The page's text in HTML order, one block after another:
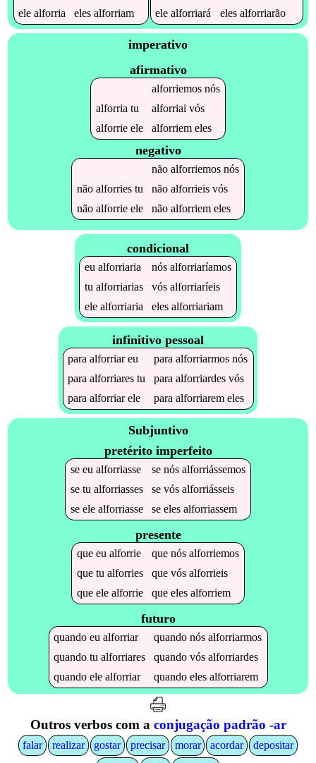
elealforria elesalforriam
elealforriará elesalforriarão
imperativo
afirmativo
alforriemosnós
alforria tu alforriai vós
alforrieele alforriemeles
negativo
não alforriemosnós
não alforriestu não alforrieisvós
não alforrieele não alforriemeles
condicional
eu alforriaria nós alforriaríamos
tu alforriarias vós alforriaríeis
ele alforriaria eles alforriariam
infinitivo pessoal
paraalforriareu paraalforriarmos nós
paraalforriares tu paraalforriardes vós
paraalforriarele paraalforriarem eles
Subjuntivo
pretérito imperfeito
se eu alforriasse se nós alforriássemos
se tu alforriasses se vós alforriásseis
se ele alforriasse se eles alforriassem
presente
que eu alforrie que nós alforriemos
que tu alforries que vós alforrieis
que ele alforrie que eles alforriem
futuro
quandoeualforriar quandonósalforriarmos
quandotualforriares quandovósalforriardes
quandoelealforriar quandoelesalforriarem
Outros verbos com a conjugação padrão -ar
falar realizar gostar precisar morar acordar
depositar